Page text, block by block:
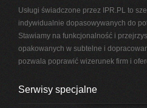
Usługi świadczone przez IPR.PL to
indywidualnie dopasowywanych do
Stawiamy na funkcjonalność i
opakowanych w subtelne i
pozwala poprawić wizerunek firm i
Serwisy specjalne